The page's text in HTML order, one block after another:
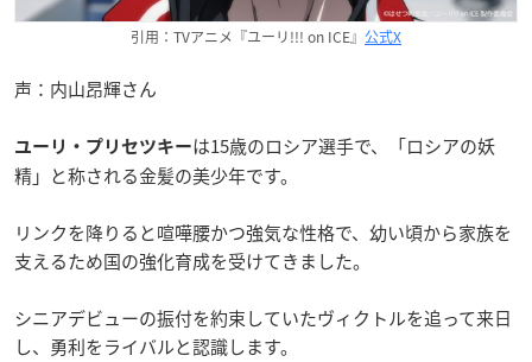
引用：TVアニメ『ユーリ!!! on ICE』 公式X
声：内山昂輝さん
ユーリ・プリセツキーは15歳のロシア選手で、「ロシアの妖
精」と称される金髪の美少年です。
リンクを降りると喧嘩腰かつ強気な性格で、幼い頃から家族を
支えるため国の強化育成を受けてきました。
シニアデビューの振付を約束していたヴィクトルを追って来日
し、勇利をライバルと認識します。